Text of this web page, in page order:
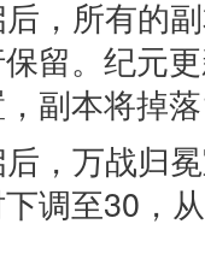
，所有的
留。纪元
副本将掉
，万战归
调至30，